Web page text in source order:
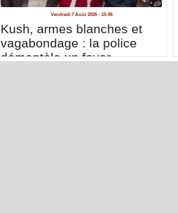
Vendredi 7 Août 2026 - 15:06
Kush, armes blanches et
vagabondage : la police
démantèle un foyer